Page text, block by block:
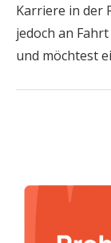
Karriere in der
jedoch an
und möchtest